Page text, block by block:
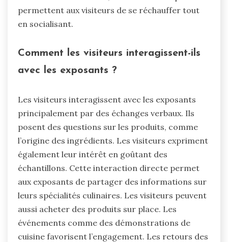
permettent aux visiteurs de se réchauffer tout
en socialisant.
Comment les visiteurs interagissent-ils
avec les exposants ?
Les visiteurs interagissent avec les exposants
principalement par des échanges verbaux. Ils
posent des questions sur les produits, comme
l’origine des ingrédients. Les visiteurs expriment
également leur intérêt en goûtant des
échantillons. Cette interaction directe permet
aux exposants de partager des informations sur
leurs spécialités culinaires. Les visiteurs peuvent
aussi acheter des produits sur place. Les
événements comme des démonstrations de
cuisine favorisent l’engagement. Les retours des